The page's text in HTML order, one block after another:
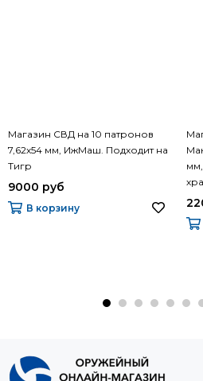
Магазин СВД на 10 патронов
7,62х54 мм, ИжМаш. Подходит на
Тигр
9000 руб
В корзину